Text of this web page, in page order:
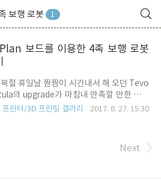
보행 로봇 1
보드를 이용한 4족 보행 로봇
절 휴일날 짬짬이 시간내서 해 오던 Tevo
의 upgrade가 마침내 만족할 만한 수준
단락되어, 뭘 좀 만들어 볼까 구상을 하다 4
Pi 등의 보드를 이용하여 만들어
만, 검색질을 좀 해 보니, 보드 자체도 그렇
프린터/3D 프린팅 갤러리 2017. 8. 27. 15:30
Next